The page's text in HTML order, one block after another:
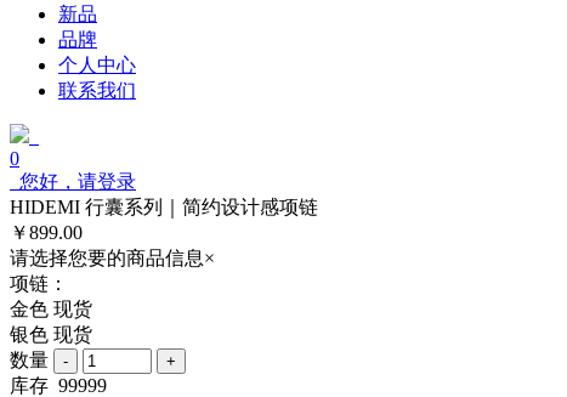
新品
品牌
个人中心
联系我们
0
您好，请登录
HIDEMI 行囊系列｜简约设计感项链
￥899.00
请选择您要的商品信息×
项链：
金色 现货
银色 现货
数量
库存 99999